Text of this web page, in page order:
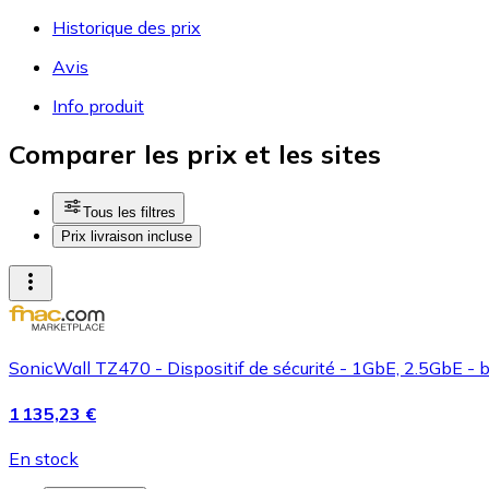
Historique des prix
Avis
Info produit
Comparer les prix et les sites
Tous les filtres
Prix livraison incluse
SonicWall TZ470 - Dispositif de sécurité - 1GbE, 2.5GbE -
1 135,23 €
En stock